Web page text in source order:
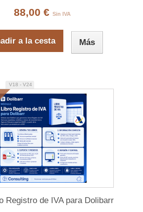
88,00 € Sin IVA
a la cesta Más
V18 - V24
Registro de IVA para Dolibarr